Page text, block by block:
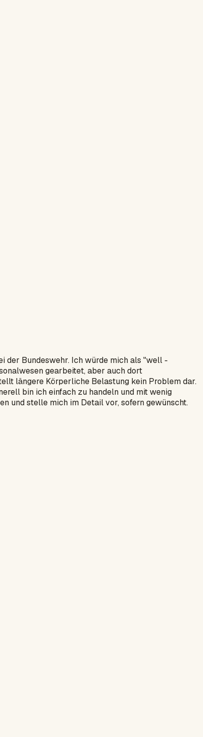
der Bundeswehr. Ich würde mich als "well -
gearbeitet, aber auch dort
längere Körperliche Belastung kein Problem dar.
bin ich einfach zu handeln und mit wenig
und stelle mich im Detail vor, sofern gewünscht.